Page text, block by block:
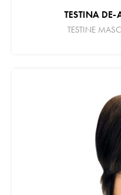
TESTINA
TESTINE